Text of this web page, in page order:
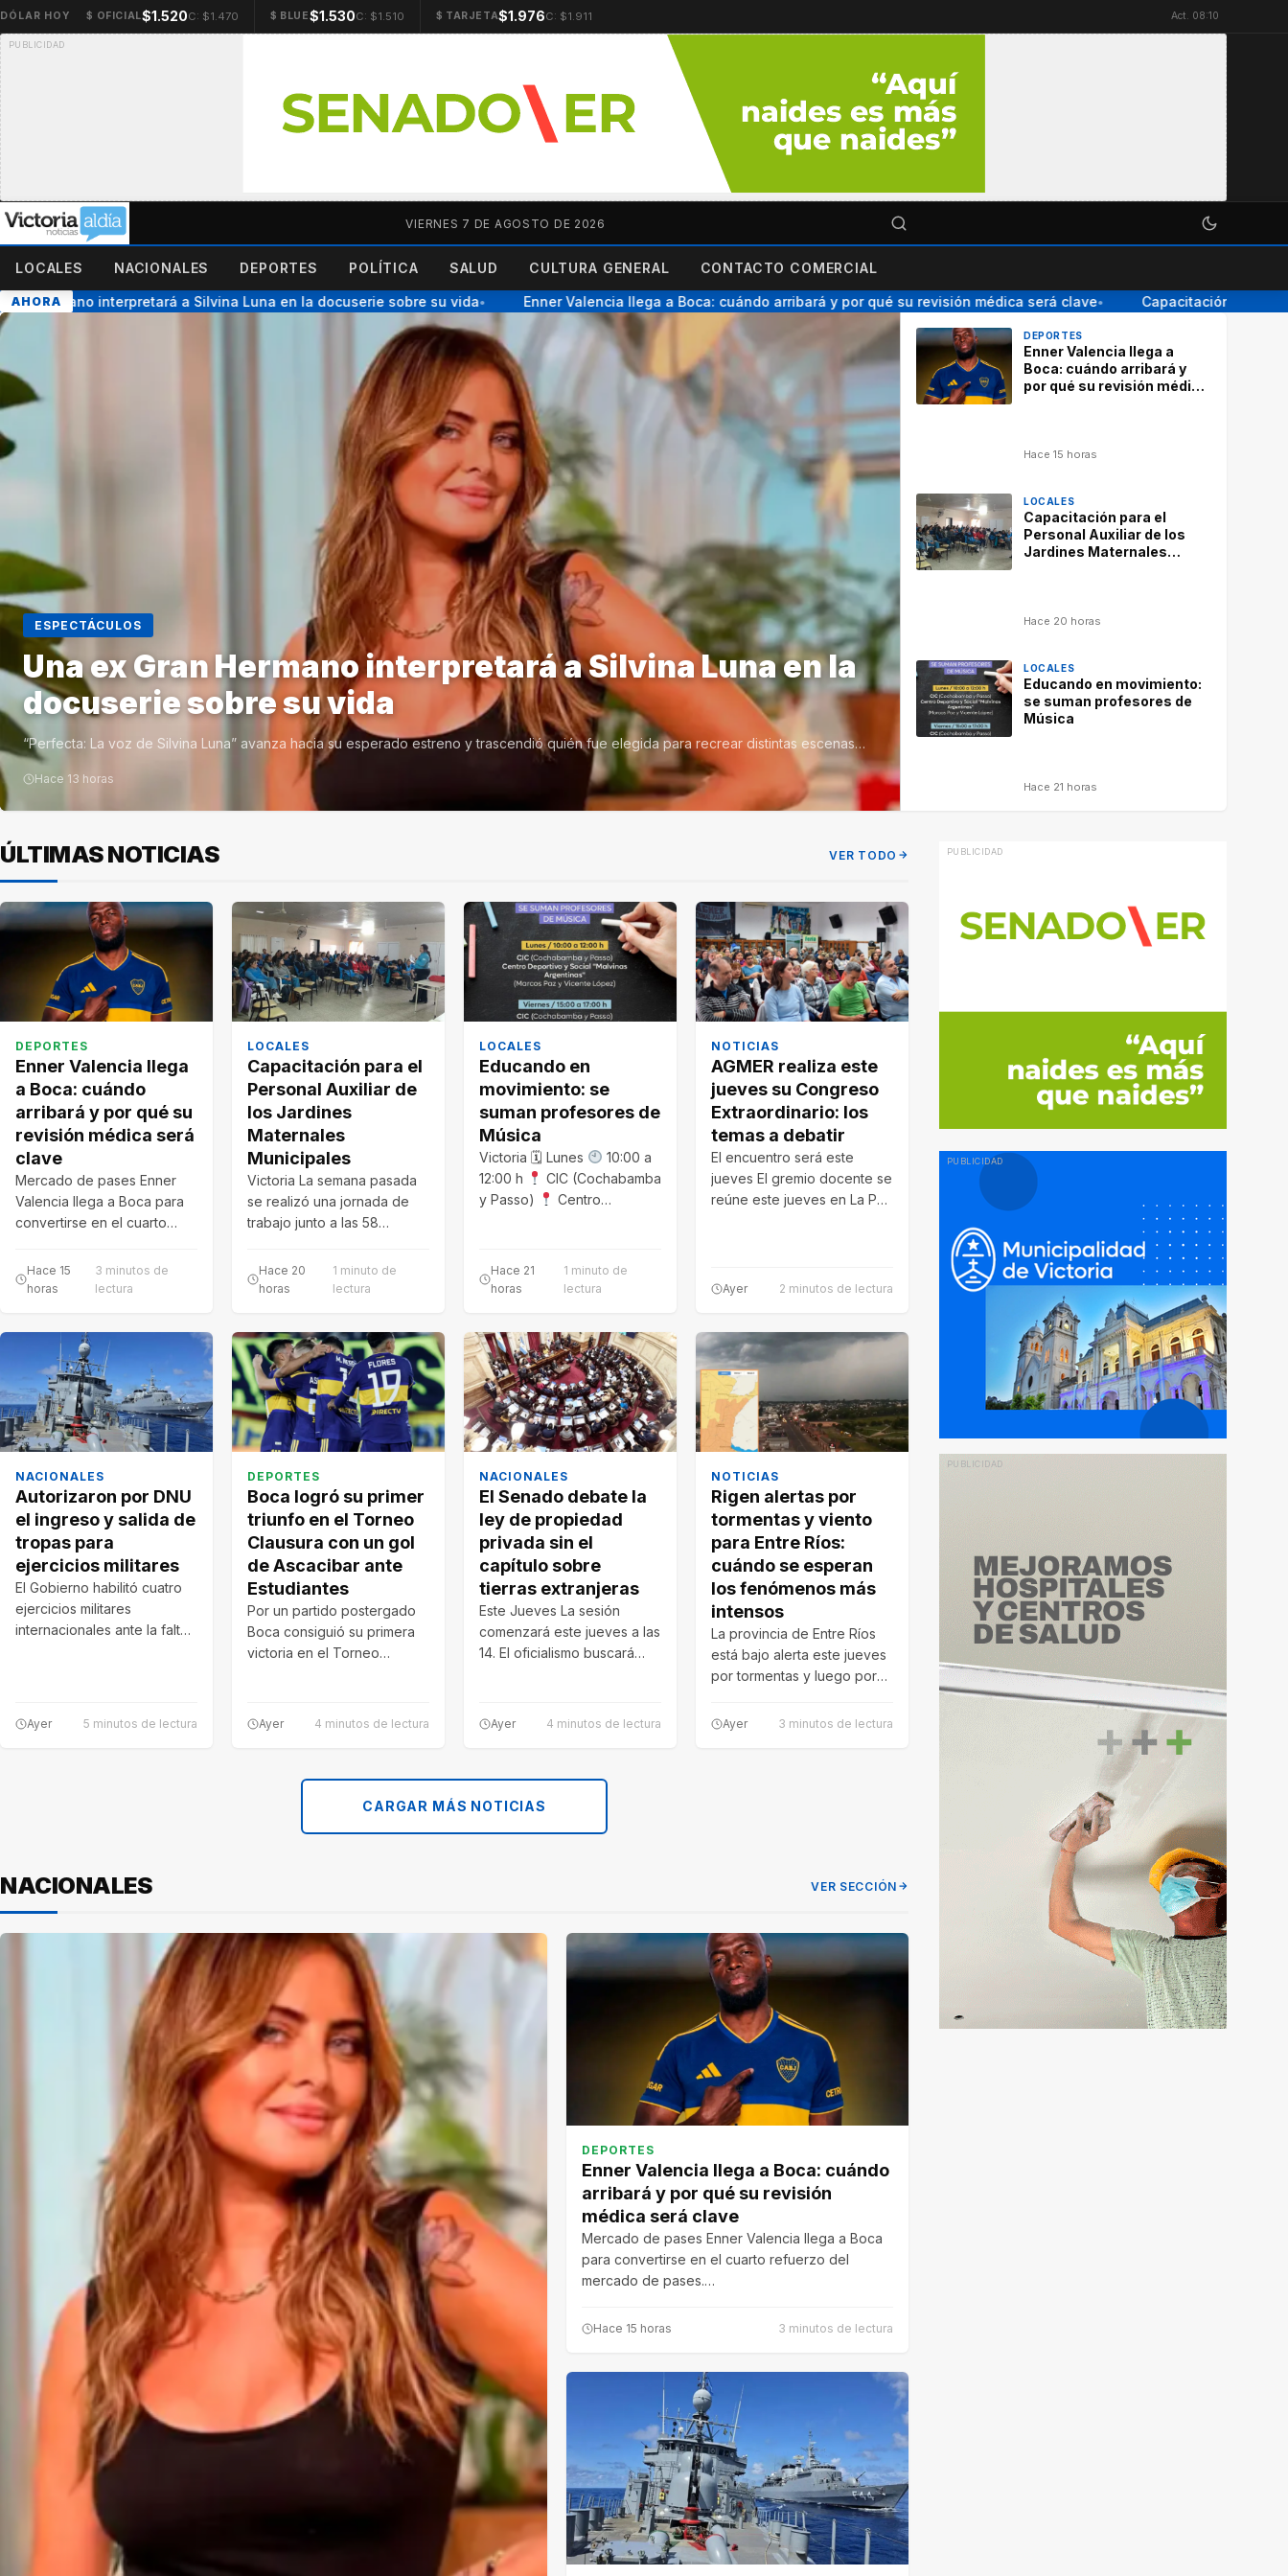
DÓLAR HOY $ OFICIAL$1.520C: $1.470 $ BLUE$1.530C: $1.510 $ TARJETA$1.976C: $1.911 Act. 08:10
VIERNES 7 DE AGOSTO DE 2026
LOCALES NACIONALES DEPORTES POLÍTICA SALUD CULTURA GENERAL CONTACTO COMERCIAL
AHORA interpretará a Silvina Luna en la docuserie sobre su vida● Enner Valencia llega a Boca: cuándo arribará y por qué su revisión médica será clave● Capacitación para el
ESPECTÁCULOS
Una ex Gran Hermano interpretará a Silvina Luna en la
docuserie sobre su vida
“Perfecta: La voz de Silvina Luna” avanza hacia su esperado estreno y trascendió quién fue elegida para recrear distintas escenas…
Hace 13 horas
DEPORTES
Enner Valencia llega a
Boca: cuándo arribará y
por qué su revisión médica
Hace 15 horas
LOCALES
Capacitación para el
Personal Auxiliar de los
Jardines Maternales
Hace 20 horas
LOCALES
Educando en movimiento:
se suman profesores de
Música
Hace 21 horas
ÚLTIMAS NOTICIAS VER TODO
DEPORTES
Enner Valencia llega
a Boca: cuándo
arribará y por qué su
revisión médica será
clave
Mercado de pases Enner
Valencia llega a Boca para
convertirse en el cuarto
pases.…
Hace 15
horas
3 minutos de
lectura
LOCALES
Capacitación para el
Personal Auxiliar de
los Jardines
Maternales
Municipales
Victoria La semana pasada
se realizó una jornada de
trabajo junto a las 58
Hace 20
horas
1 minuto de
lectura
LOCALES
Educando en
movimiento: se
suman profesores de
Música
Victoria 🗓 Lunes
10:00 a
12:00 h
CIC (Cochabamba
y Passo)
Centro
Hace 21
horas
1 minuto de
lectura
NOTICIAS
AGMER realiza este
jueves su Congreso
Extraordinario: los
temas a debatir
El encuentro será este
jueves El gremio docente se
reúne este jueves en La Paz
Ayer 2 minutos de lectura
NACIONALES
Autorizaron por DNU
el ingreso y salida de
tropas para
ejercicios militares
El Gobierno habilitó cuatro
ejercicios militares
internacionales ante la falta
Ayer 5 minutos de lectura
DEPORTES
Boca logró su primer
triunfo en el Torneo
Clausura con un gol
de Ascacibar ante
Estudiantes
Por un partido postergado
Boca consiguió su primera
victoria en el Torneo
Ayer 4 minutos de lectura
NACIONALES
El Senado debate la
ley de propiedad
privada sin el
capítulo sobre
tierras extranjeras
Este Jueves La sesión
comenzará este jueves a las
14. El oficialismo buscará
Ayer 4 minutos de lectura
NOTICIAS
Rigen alertas por
tormentas y viento
para Entre Ríos:
cuándo se esperan
los fenómenos más
intensos
La provincia de Entre Ríos
está bajo alerta este jueves
por tormentas y luego por
Ayer 3 minutos de lectura
CARGAR MÁS NOTICIAS
NACIONALES VER SECCIÓN
DEPORTES
Enner Valencia llega a Boca: cuándo
arribará y por qué su revisión
médica será clave
Mercado de pases Enner Valencia llega a Boca
para convertirse en el cuarto refuerzo del
mercado de pases.…
Hace 15 horas 3 minutos de lectura